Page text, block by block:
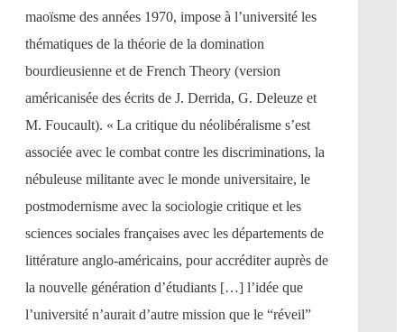
maoïsme des années 1970, impose à l’université les
thématiques de la théorie de la domination
bourdieusienne et de French Theory (version
américanisée des écrits de J. Derrida, G. Deleuze et
M. Foucault). « La critique du néolibéralisme s’est
associée avec le combat contre les discriminations, la
nébuleuse militante avec le monde universitaire, le
postmodernisme avec la sociologie critique et les
sciences sociales françaises avec les départements de
littérature anglo-américains, pour accréditer auprès de
la nouvelle génération d’étudiants […] l’idée que
l’université n’aurait d’autre mission que le “réveil”